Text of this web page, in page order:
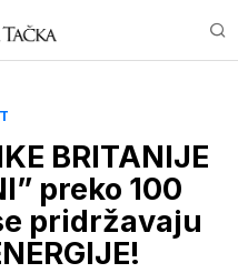
BRITANIJE
preko 100
pridržavaju